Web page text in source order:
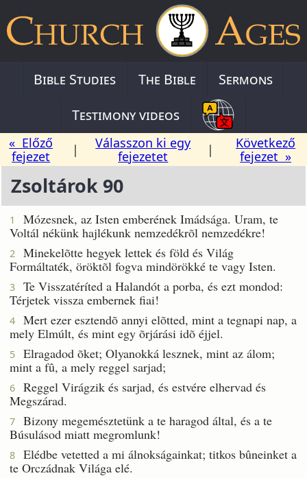
Bible Studies The Bible
Sermons
Testimony videos
« Előző
fejezet
|
Válasszon ki egy
fejezetet
|
Következő
fejezet »
Zsoltárok 90
1
Mózesnek, az Isten emberének Imádsága. Uram, te
Voltál nékünk hajlékunk nemzedékrõl nemzedékre!
2
Minekelõtte hegyek lettek és föld és Világ
Formáltaték, öröktõl fogva mindörökké te vagy Isten.
3
Te Visszatéríted a Halandót a porba, és ezt mondod:
Térjetek vissza embernek fiai!
4
Mert ezer esztendõ annyi elõtted, mint a tegnapi nap, a
mely Elmúlt, és mint egy õrjárási idõ éjjel.
5
Elragadod õket; Olyanokká lesznek, mint az álom;
mint a fû, a mely reggel sarjad;
6
Reggel Virágzik és sarjad, és estvére elhervad és
Megszárad.
7
Bizony megemésztetünk a te haragod által, és a te
Búsulásod miatt megromlunk!
8
Elédbe vetetted a mi álnokságainkat; titkos bûneinket a
te Orczádnak Világa elé.